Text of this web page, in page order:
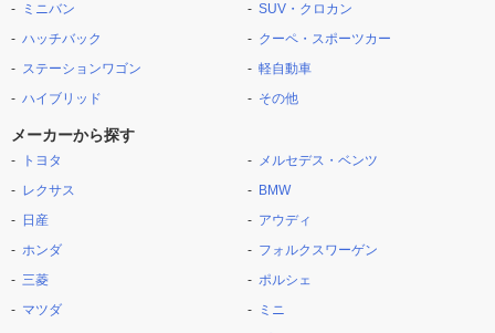
ミニバン
ハッチバック
ステーションワゴン
ハイブリッド
SUV・クロカン
クーペ・スポーツカー
軽自動車
その他
メーカーから探す
トヨタ
レクサス
日産
ホンダ
三菱
マツダ
メルセデス・ベンツ
BMW
アウディ
フォルクスワーゲン
ポルシェ
ミニ